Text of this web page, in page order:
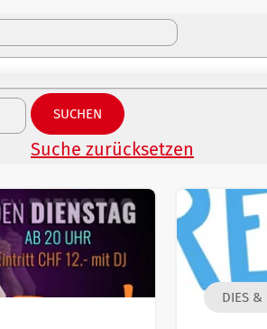
SUCHEN
Suche zurücksetzen
DIES &